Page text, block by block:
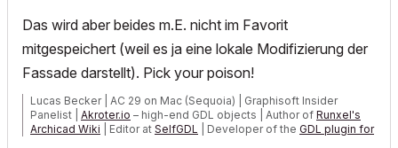
Das wird aber beides m.E. nicht im Favorit
mitgespeichert (weil es ja eine lokale Modifizierung der
Fassade darstellt). Pick your poison!
Lucas Becker | AC 29 on Mac (Sequoia) | Graphisoft Insider
Panelist | Akroter.io – high-end GDL objects | Author of Runxel's
Archicad Wiki | Editor at SelfGDL | Developer of the GDL plugin for